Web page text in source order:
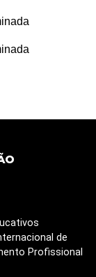
de
Profissional